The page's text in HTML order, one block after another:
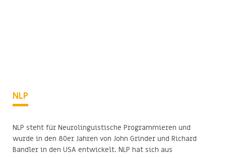
NLP
NLP steht für Neurolinguistische Programmieren und
wurde in den 80er Jahren von John Grinder und Richard
Bandler in den USA entwickelt. NLP hat sich aus